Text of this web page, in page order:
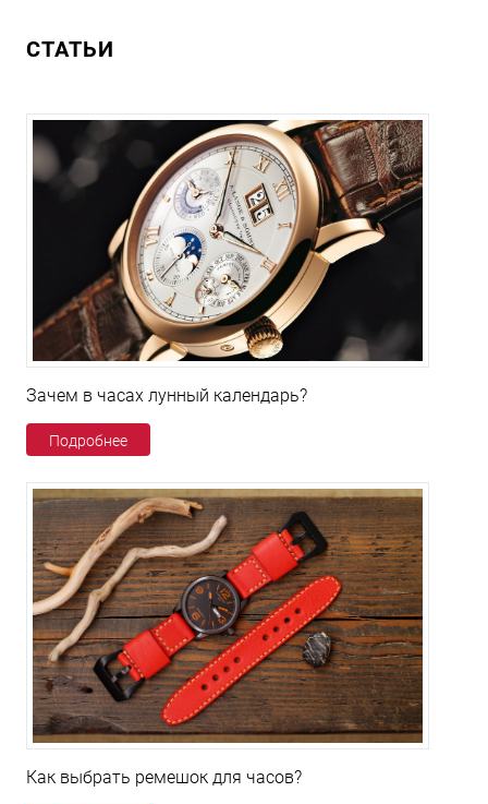
СТАТЬИ
Зачем в часах лунный календарь?
Подробнее
Как выбрать ремешок для часов?